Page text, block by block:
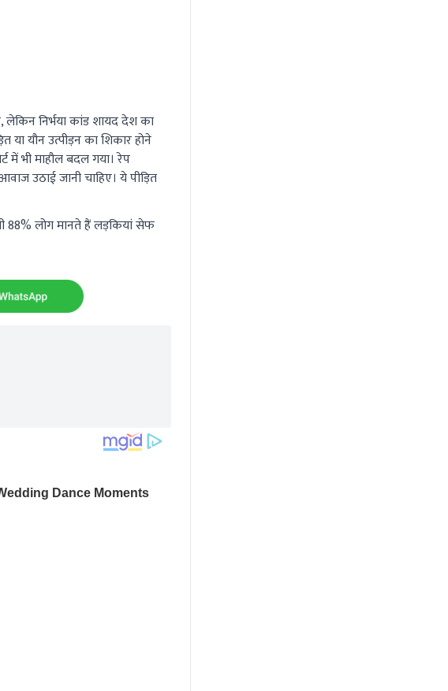
लेकिन निर्भया कांड शायद देश का
या यौन उत्पीड़न का शिकार होने
में भी माहौल बदल गया। रेप
उठाई जानी चाहिए। ये पीड़ित
88% लोग मानते हैं लड़कियां सेफ